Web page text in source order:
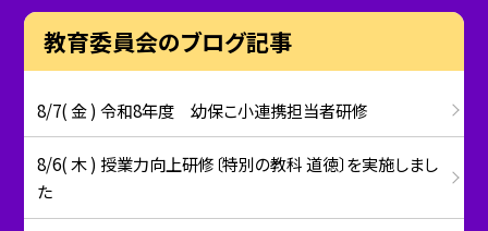
教育委員会のブログ記事
8/7( 金 ) 令和8年度 幼保こ小連携担当者研修
8/6( 木 ) 授業力向上研修〔特別の教科 道徳〕を実施しまし
た